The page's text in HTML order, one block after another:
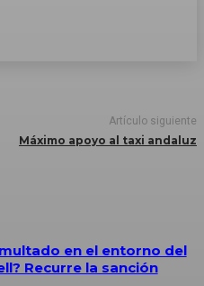
Artículo siguiente
Máximo apoyo al taxi andaluz
en el entorno del
Recurre la sanción